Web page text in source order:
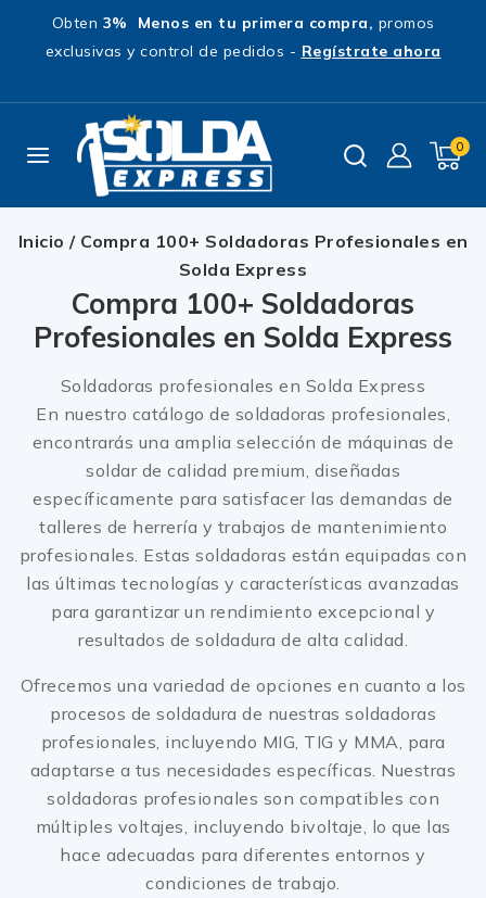
Obten 3% Menos en tu primera compra, promos
exclusivas y control de pedidos - Regístrate ahora
0
Inicio / Compra 100+ Soldadoras Profesionales en
Solda Express
Compra 100+ Soldadoras
Profesionales en Solda Express
Soldadoras profesionales en Solda Express
En nuestro catálogo de soldadoras profesionales,
encontrarás una amplia selección de máquinas de
soldar de calidad premium, diseñadas
específicamente para satisfacer las demandas de
talleres de herrería y trabajos de mantenimiento
profesionales. Estas soldadoras están equipadas con
las últimas tecnologías y características avanzadas
para garantizar un rendimiento excepcional y
resultados de soldadura de alta calidad.
Ofrecemos una variedad de opciones en cuanto a los
procesos de soldadura de nuestras soldadoras
profesionales, incluyendo MIG, TIG y MMA, para
adaptarse a tus necesidades específicas. Nuestras
soldadoras profesionales son compatibles con
múltiples voltajes, incluyendo bivoltaje, lo que las
hace adecuadas para diferentes entornos y
condiciones de trabajo.